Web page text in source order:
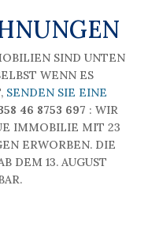
SIND UNTEN
WENN ES
SENDEN SIE EINE
46 8753 697 : WIR
IMMOBILIE MIT 23
ERWORBEN. DIE
DEM 13. AUGUST